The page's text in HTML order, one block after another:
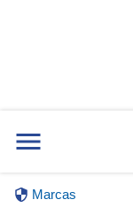
Marcas